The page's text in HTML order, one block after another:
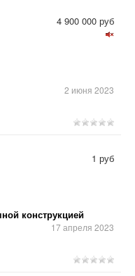
2 июня 2023
4 900 000 руб
конструкцией
17 апреля 2023
1 руб